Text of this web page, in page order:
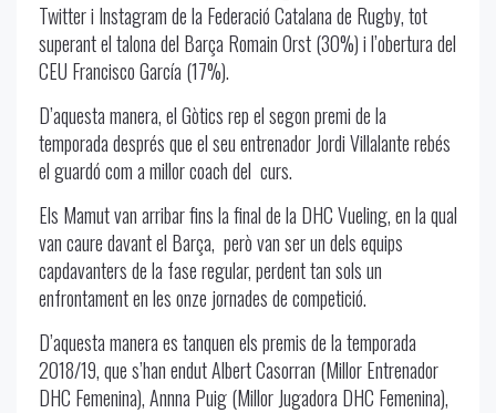
Twitter i Instagram de la Federació Catalana de Rugby, tot
superant el talona del Barça Romain Orst (30%) i l’obertura del
CEU Francisco García (17%).
D’aquesta manera, el Gòtics rep el segon premi de la
temporada després que el seu entrenador Jordi Villalante rebés
el guardó com a millor coach del curs.
Els Mamut van arribar fins la final de la DHC Vueling, en la qual
van caure davant el Barça, però van ser un dels equips
capdavanters de la fase regular, perdent tan sols un
enfrontament en les onze jornades de competició.
D’aquesta manera es tanquen els premis de la temporada
2018/19, que s’han endut Albert Casorran (Millor Entrenador
DHC Femenina), Annna Puig (Millor Jugadora DHC Femenina),